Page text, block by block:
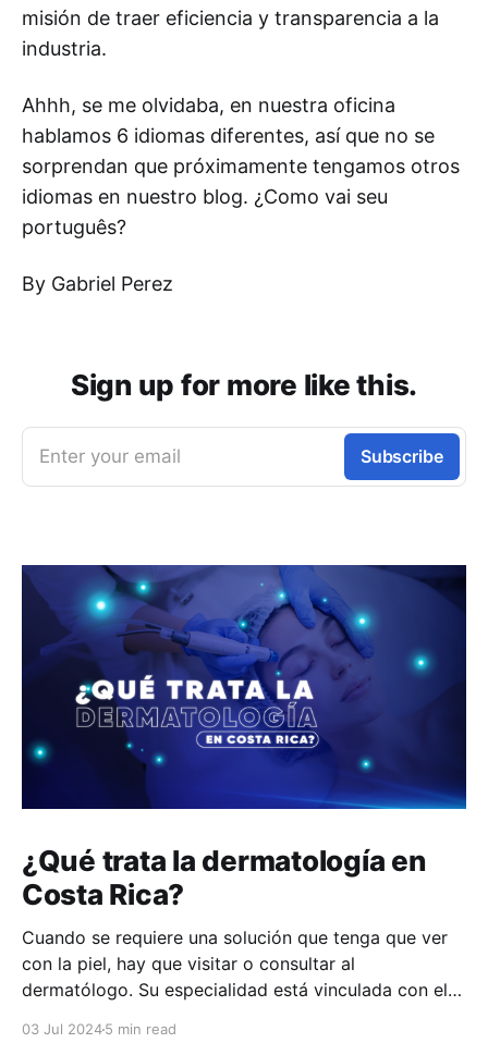
misión de traer eficiencia y transparencia a la
industria.
Ahhh, se me olvidaba, en nuestra oficina
hablamos 6 idiomas diferentes, así que no se
sorprendan que próximamente tengamos otros
idiomas en nuestro blog. ¿Como vai seu
português?
By Gabriel Perez
Sign up for more like this.
Enter your email Subscribe
¿Qué trata la dermatología en
Costa Rica?
Cuando se requiere una solución que tenga que ver
con la piel, hay que visitar o consultar al
dermatólogo. Su especialidad está vinculada con el
03 Jul 20245 min read